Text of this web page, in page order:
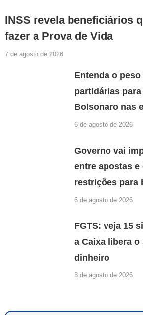
INSS revela beneficiários
fazer a Prova de Vida
7 de agosto de 2026
Entenda o
partidárias
Bolsonaro nas
6 de agosto de 2026
Governo vai
entre apostas e
restrições para
6 de agosto de 2026
FGTS: veja 15
a Caixa libera o
dinheiro
3 de agosto de 2026